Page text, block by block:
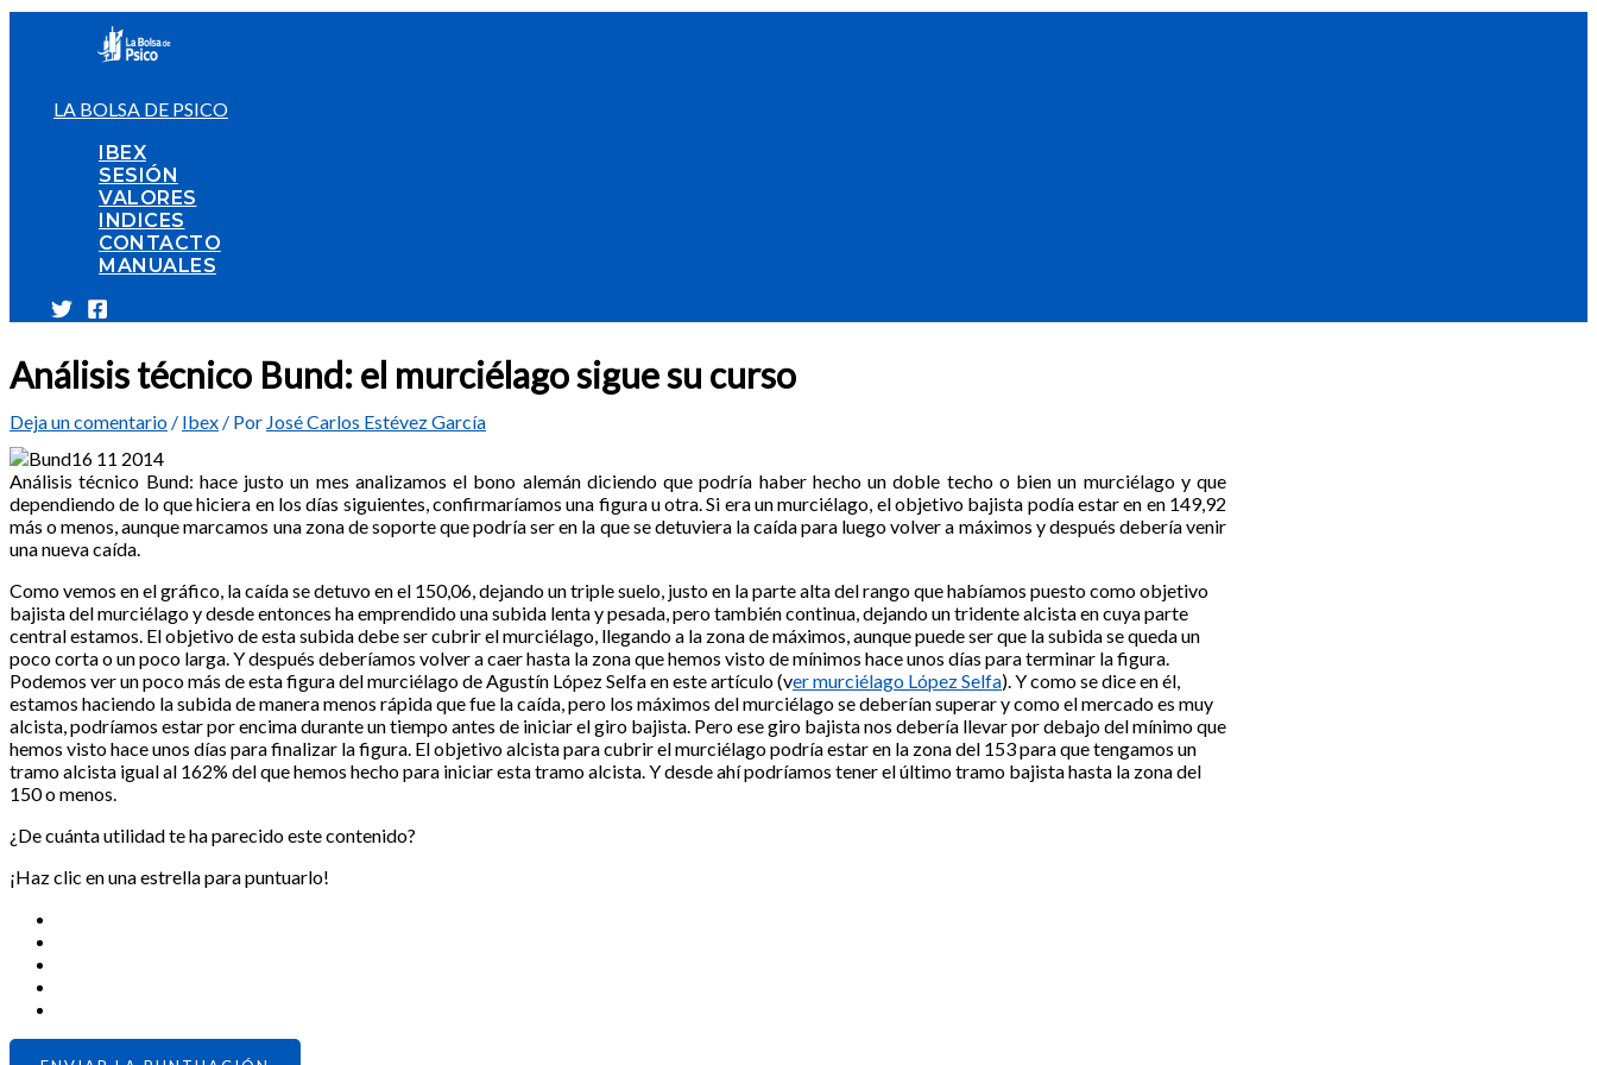
LA BOLSA DE PSICO
IBEX
SESIÓN
VALORES
INDICES
CONTACTO
MANUALES
Análisis técnico Bund: el murciélago sigue su curso
Deja un comentario / Ibex / Por José Carlos Estévez García
Análisis técnico Bund: hace justo un mes analizamos el bono alemán diciendo que podría haber hecho un doble techo o bien un murciélago y que
dependiendo de lo que hiciera en los días siguientes, confirmaríamos una figura u otra. Si era un murciélago, el objetivo bajista podía estar en en 149,92
más o menos, aunque marcamos una zona de soporte que podría ser en la que se detuviera la caída para luego volver a máximos y después debería venir
una nueva caída.
Como vemos en el gráfico, la caída se detuvo en el 150,06, dejando un triple suelo, justo en la parte alta del rango que habíamos puesto como objetivo
bajista del murciélago y desde entonces ha emprendido una subida lenta y pesada, pero también continua, dejando un tridente alcista en cuya parte
central estamos. El objetivo de esta subida debe ser cubrir el murciélago, llegando a la zona de máximos, aunque puede ser que la subida se queda un
poco corta o un poco larga. Y después deberíamos volver a caer hasta la zona que hemos visto de mínimos hace unos días para terminar la figura.
Podemos ver un poco más de esta figura del murciélago de Agustín López Selfa en este artículo (ver murciélago López Selfa). Y como se dice en él,
estamos haciendo la subida de manera menos rápida que fue la caída, pero los máximos del murciélago se deberían superar y como el mercado es muy
alcista, podríamos estar por encima durante un tiempo antes de iniciar el giro bajista. Pero ese giro bajista nos debería llevar por debajo del mínimo que
hemos visto hace unos días para finalizar la figura. El objetivo alcista para cubrir el murciélago podría estar en la zona del 153 para que tengamos un
tramo alcista igual al 162% del que hemos hecho para iniciar esta tramo alcista. Y desde ahí podríamos tener el último tramo bajista hasta la zona del
150 o menos.
¿De cuánta utilidad te ha parecido este contenido?
¡Haz clic en una estrella para puntuarlo!